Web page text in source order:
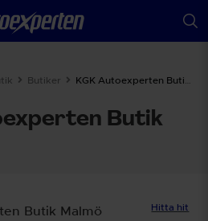
Butiker KGK Autoexperten Butik Malmö
Butik
Butik Malmö Hitta hit